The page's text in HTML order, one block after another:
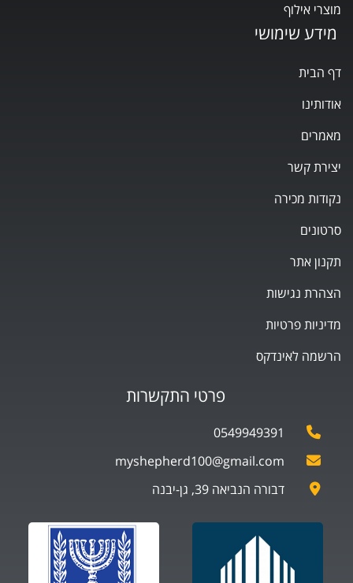
פרטי התקשרות
0549949391
myshepherd100@gmail.com
דבורה הנביאה 39, גן-יבנה
מידע שימושי
דף הבית
אודותינו
מאמרים
יצירת קשר
נקודות מכירה
סרטונים
תקנון אתר
הצהרת נגישות
מדיניות פרטיות
הרשמה לאינדקס
מוצרי אילוף